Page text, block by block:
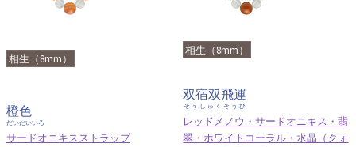
相生（8mm）
橙色
だいだいいろ
サードオニキスストラップ
相生（8mm）
双宿双飛運
そうしゅくそうひ
レッドメノウ・サードオニキス・翡
翠・ホワイトコーラル・水晶（クォ